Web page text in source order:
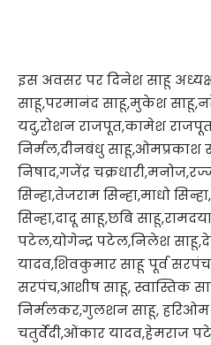
इस अवसर पर दिनेश साहू
साहू,परमानंद साहू,मुकेश
यदु,रोशन राजपूत,कामेश
निर्मल,दीनबंधु साहू,ओमप्रकाश
निषाद,गजेंद्र
सिन्हा,तेजराम सिन्हा,माधो
सिन्हा,दादू साहू,छबि
पटेल,योगेन्द्र पटेल,निलेश
यादव,शिवकुमार साहू पूर्व
सरपंच,आशीष साहू, स्वास्तिक
निर्मलकर,गुलशन साहू, हरिओम
चतुर्वेदी,ओंकार यादव,हेमराज